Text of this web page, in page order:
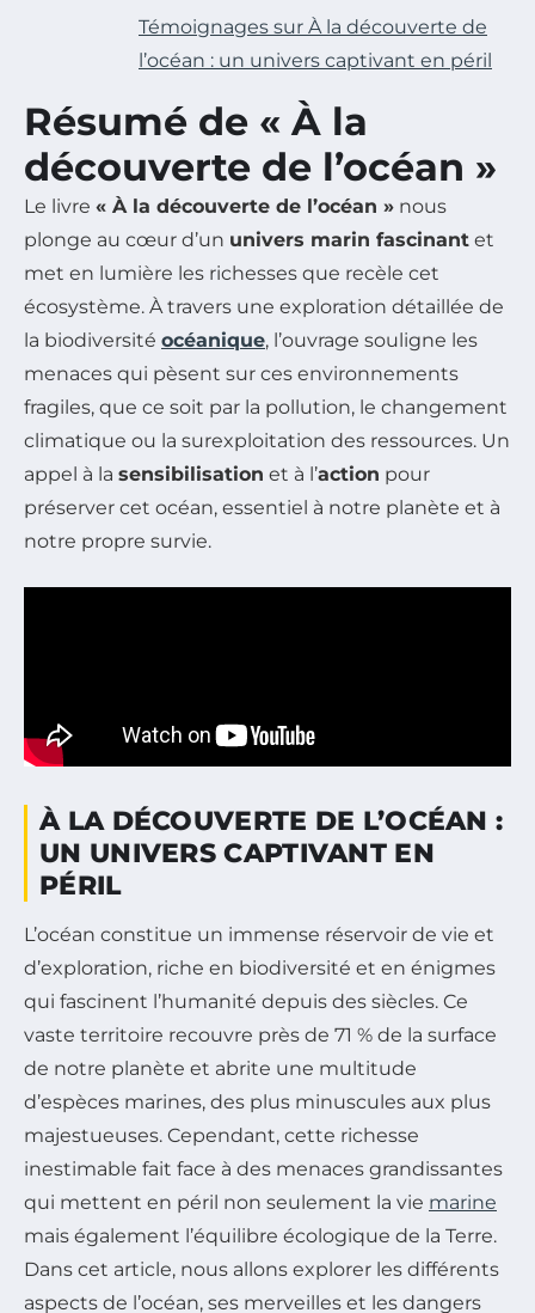
Témoignages sur À la découverte de
l’océan : un univers captivant en péril
Résumé de « À la
découverte de l’océan »
Le livre « À la découverte de l’océan » nous
plonge au cœur d’un univers marin fascinant et
met en lumière les richesses que recèle cet
écosystème. À travers une exploration détaillée de
la biodiversité océanique, l’ouvrage souligne les
menaces qui pèsent sur ces environnements
fragiles, que ce soit par la pollution, le changement
climatique ou la surexploitation des ressources. Un
appel à la sensibilisation et à l’action pour
préserver cet océan, essentiel à notre planète et à
notre propre survie.
À LA DÉCOUVERTE DE L’OCÉAN :
UN UNIVERS CAPTIVANT EN
PÉRIL
L’océan constitue un immense réservoir de vie et
d’exploration, riche en biodiversité et en énigmes
qui fascinent l’humanité depuis des siècles. Ce
vaste territoire recouvre près de 71 % de la surface
de notre planète et abrite une multitude
d’espèces marines, des plus minuscules aux plus
majestueuses. Cependant, cette richesse
inestimable fait face à des menaces grandissantes
qui mettent en péril non seulement la vie marine
mais également l’équilibre écologique de la Terre.
Dans cet article, nous allons explorer les différents
aspects de l’océan, ses merveilles et les dangers